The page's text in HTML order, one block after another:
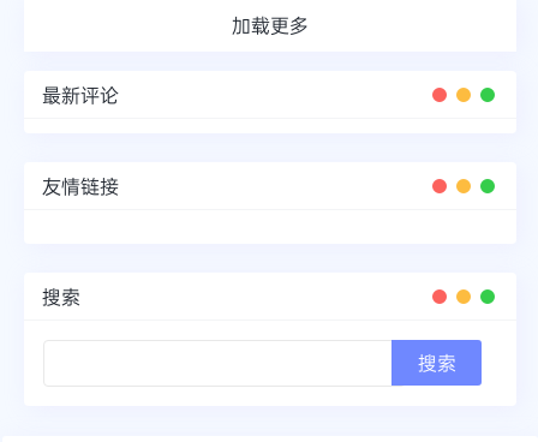
加载更多
最新评论
友情链接
搜索